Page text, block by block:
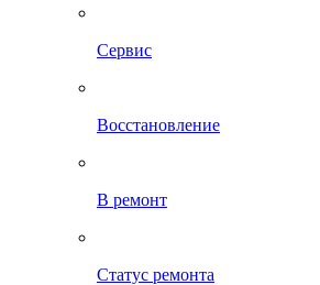
Сервис
Восстановление
В ремонт
Статус ремонта